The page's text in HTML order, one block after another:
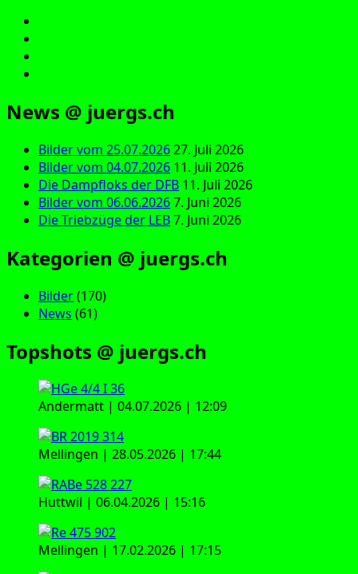
News @ juergs.ch
Bilder vom 25.07.202627. Juli 2026
Bilder vom 04.07.2026 11. Juli 2026
Die Dampfloks der DFB 11. Juli 2026
Bilder vom 06.06.20267. Juni 2026
Die Triebzüge der LEB7. Juni 2026
Kategorien @ juergs.ch
Bilder(170)
News (61)
Topshots @ juergs.ch
Andermatt | 04.07.2026 | 12:09
Mellingen | 28.05.2026 | 17:44
Huttwil | 06.04.2026 | 15:16
Mellingen | 17.02.2026 | 17:15